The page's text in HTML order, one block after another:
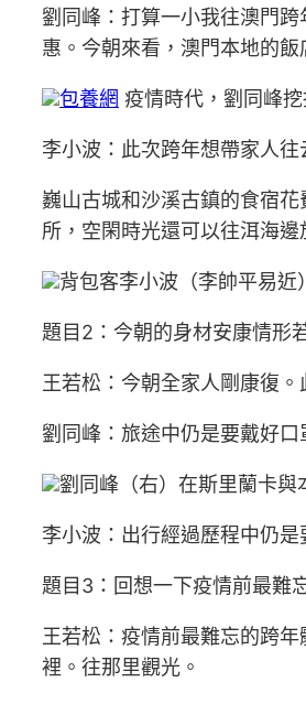
劉同峰：打算一小我往澳門
惠。今朝來看，澳門本地的
包養網 疫情時代，劉同峰
李小波：此次跨年想帶家人
巍山古城和沙溪古鎮的食宿
所，空閑時光還可以往洱海邊
背包客李小波（李帥平易近
題目2：今朝的身材安康情形
王若松：今朝全家人剛康復。
劉同峰：旅途中仍是要戴好口
劉同峰（右）在斯里蘭卡與
李小波：出行經過歷程中仍
題目3：回想一下疫情前最難
王若松：疫情前最難忘的跨
裡。往那里觀光。